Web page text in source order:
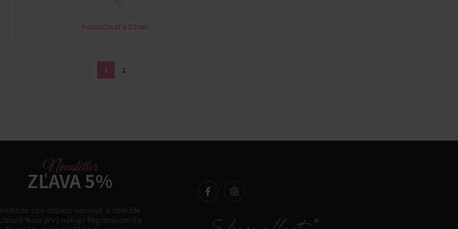
POKRAČOVAŤ V ČÍTANÍ
1 2
Newsletter
ZĽAVA 5%
Prihláste sa k odberu noviniek a obdržíte
5 % na prvý nákup! Registrovaní do